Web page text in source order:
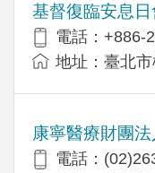
基督復臨安息
電話：+886-
地址：臺北
康寧醫療財團
電話：